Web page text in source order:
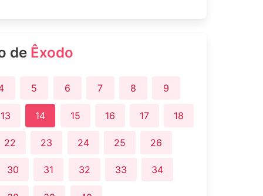
de Êxodo
5 6 7 8 9
13 14 15 16 17 18
22 23 24 25 26
30 31 32 33 34